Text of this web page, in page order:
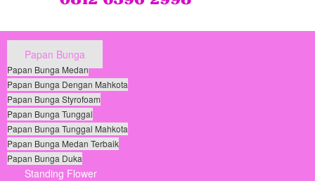
Papan Bunga
Papan Bunga Medan
Papan Bunga Dengan Mahkota
Papan Bunga Styrofoam
Papan Bunga Tunggal
Papan Bunga Tunggal Mahkota
Papan Bunga Medan Terbaik
Papan Bunga Duka
Standing Flower